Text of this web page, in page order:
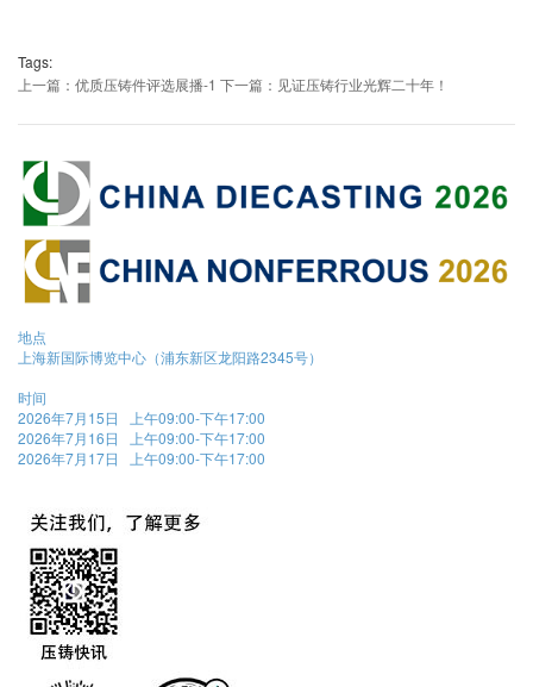
Tags:
上一篇：优质压铸件评选展播-1 下一篇：见证压铸行业光辉二十年！
地点
上海新国际博览中心（浦东新区龙阳路2345号）
时间
2026年7月15日 上午09:00-下午17:00
2026年7月16日 上午09:00-下午17:00
2026年7月17日 上午09:00-下午17:00